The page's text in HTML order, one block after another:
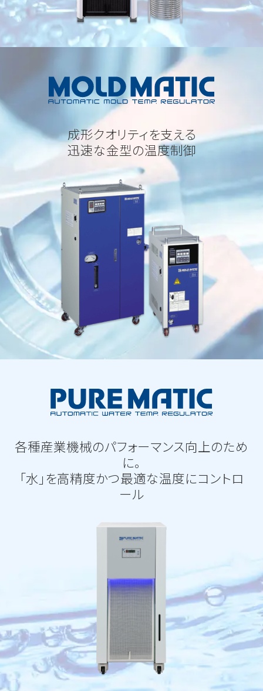
成形クオリティを支える
迅速な金型の温度制御
各種産業機械のパフォーマンス向上のため
に。
「水」を高精度かつ最適な温度にコントロ
ール